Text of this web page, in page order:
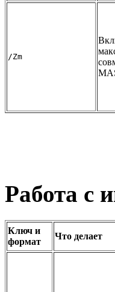
/Zm
Работа с
Ключ и
формат
Что делает